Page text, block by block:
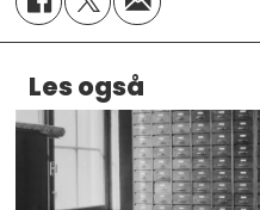
Les også